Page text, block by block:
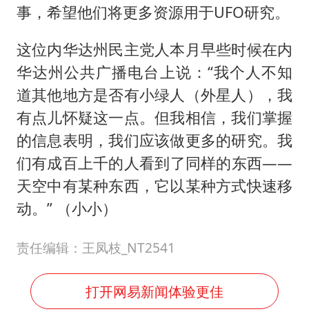
事，希望他们将更多资源用于UFO研究。
这位内华达州民主党人本月早些时候在内
华达州公共广播电台上说：“我个人不知
道其他地方是否有小绿人（外星人），我
有点儿怀疑这一点。但我相信，我们掌握
的信息表明，我们应该做更多的研究。我
们有成百上千的人看到了同样的东西——
天空中有某种东西，它以某种方式快速移
动。” （小小）
责任编辑：王凤枝_NT2541
打开网易新闻体验更佳